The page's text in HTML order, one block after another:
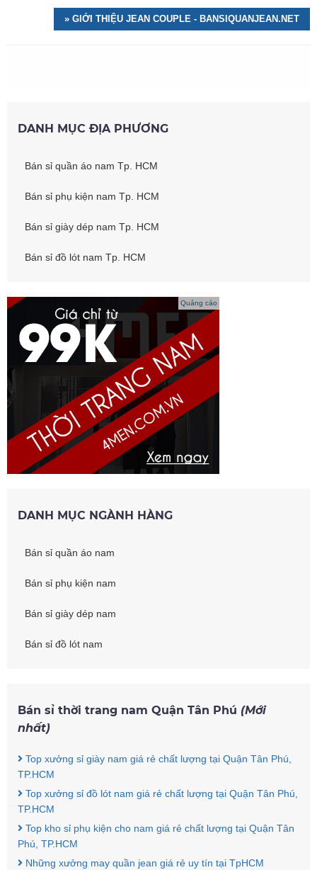
» GIỚI THIỆU JEAN COUPLE - BANSIQUANJEAN.NET
DANH MỤC ĐỊA PHƯƠNG
Bán sỉ quần áo nam Tp. HCM
Bán sỉ phụ kiện nam Tp. HCM
Bán sỉ giày dép nam Tp. HCM
Bán sỉ đồ lót nam Tp. HCM
Quảng cáo
DANH MỤC NGÀNH HÀNG
Bán sỉ quần áo nam
Bán sỉ phụ kiện nam
Bán sỉ giày dép nam
Bán sỉ đồ lót nam
Bán sỉ thời trang nam Quận Tân Phú (Mới
nhất)
Top xưởng sỉ giày nam giá rẻ chất lượng tại Quận Tân Phú,
TP.HCM
Top xưởng sỉ đồ lót nam giá rẻ chất lượng tại Quận Tân Phú,
TP.HCM
Top kho sỉ phụ kiện cho nam giá rẻ chất lượng tại Quận Tân
Phú, TP.HCM
Những xưởng may quần jean giá rẻ uy tín tại TpHCM